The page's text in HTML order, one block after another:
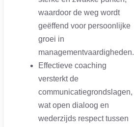
waardoor de weg wordt
geëffend voor persoonlijke
groei in
managementvaardigheden.
Effectieve coaching
versterkt de
communicatiegrondslagen,
wat open dialoog en
wederzijds respect tussen